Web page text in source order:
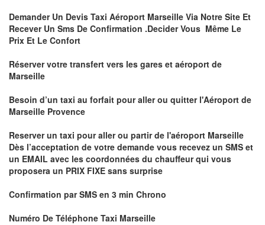
Demander Un Devis Taxi Aéroport Marseille Via Notre Site Et
Recever Un Sms De Confirmation .Decider Vous Même Le
Prix Et Le Confort
Réserver votre transfert vers les gares et aéroport de
Marseille
Besoin d’un taxi au forfait pour aller ou quitter l'Aéroport de
Marseille Provence
Reserver un taxi pour aller ou partir de l'aéroport Marseille
Dès l’acceptation de votre demande vous recevez un SMS et
un EMAIL avec les coordonnées du chauffeur qui vous
proposera un PRIX FIXE sans surprise
Confirmation parSMS en 3 min Chrono
Numéro De Téléphone Taxi Marseille